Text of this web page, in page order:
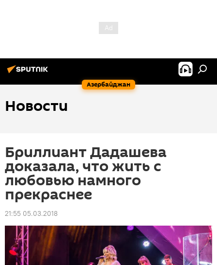
Азербайджан
Новости
Бриллиант Дадашева
доказала, что жить с
любовью намного
прекраснее
21:55 05.03.2018